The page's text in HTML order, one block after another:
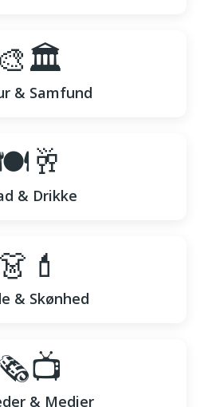
🎨🏛️
& Samfund
& Drikke
👗💄
& Skønhed
🗞️📺
& Medier